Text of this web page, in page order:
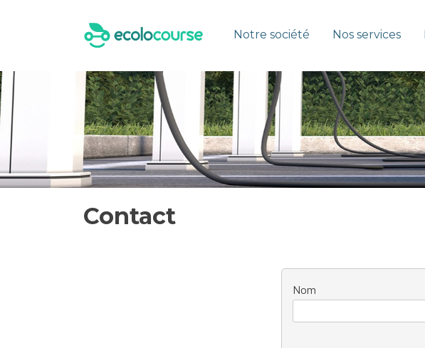
Notre société Nos services
Contact
Nom